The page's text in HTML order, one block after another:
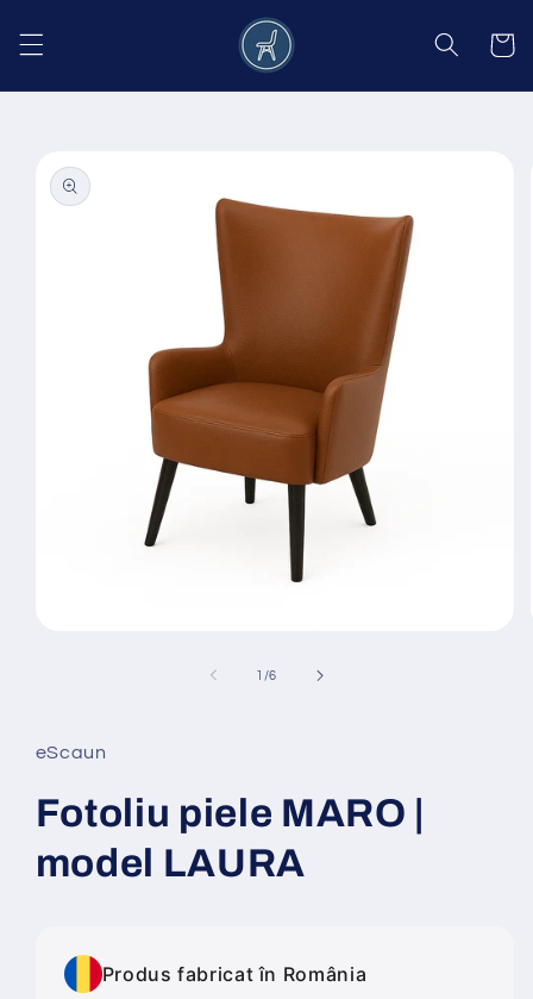
conținut
Coș
informațiile
despre
produs
fereastră
modală
1 /din
6
eScaun
Fotoliu piele MARO |
model LAURA
Produs fabricat în România